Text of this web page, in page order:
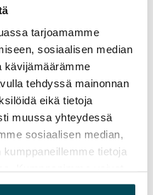
tarjoamamme
sosiaalisen median
kävijämäärämme
tehdyssä mainonnan
eikä tietoja
muussa yhteydessä
sosiaalisen median,
tietoja
joita olet antanut
Voit hankkia
yhteyttä